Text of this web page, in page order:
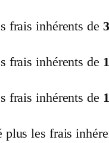
frais inhérents de
frais inhérents de
frais inhérents de 1
les frais